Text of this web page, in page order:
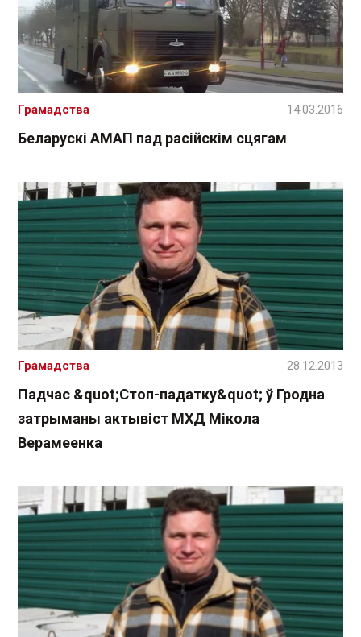
Беларускі АМАП пад расійскім сцягам
Грамадства 14.03.2016
Падчас &quot;Стоп-падатку&quot; ў Гродна
затрыманы актывіст МХД Мікола
Верамеенка
Грамадства 28.12.2013